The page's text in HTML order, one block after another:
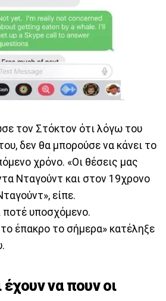
τον Στόκτον ότι λόγω του
δεν θα μπορούσε να κάνει το
χρόνο. «Οι θέσεις μας
Νταγούντ και στον 19χρονο
είπε.
ποτέ υποσχόμενο.
έπακρο το σήμερα» κατέληξε
έχουν να πουν οι